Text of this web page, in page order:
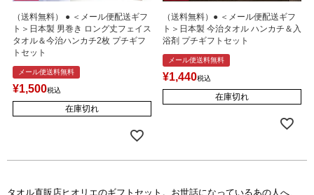
（送料無料） ● ＜メール便配送ギフ
ト＞日本製 男巻き ロング丈フェイス
タオル＆今治ハンカチ2枚 プチギフ
トセット
メール便送料無料
¥1,500税込
在庫切れ
（送料無料）● ＜メール便配送ギフ
ト＞日本製 今治タオル ハンカチ＆入
浴剤 プチギフトセット
メール便送料無料
¥1,440税込
在庫切れ
タオル直販店ヒオリエのギフトセット。お世話になっているあの人へ、